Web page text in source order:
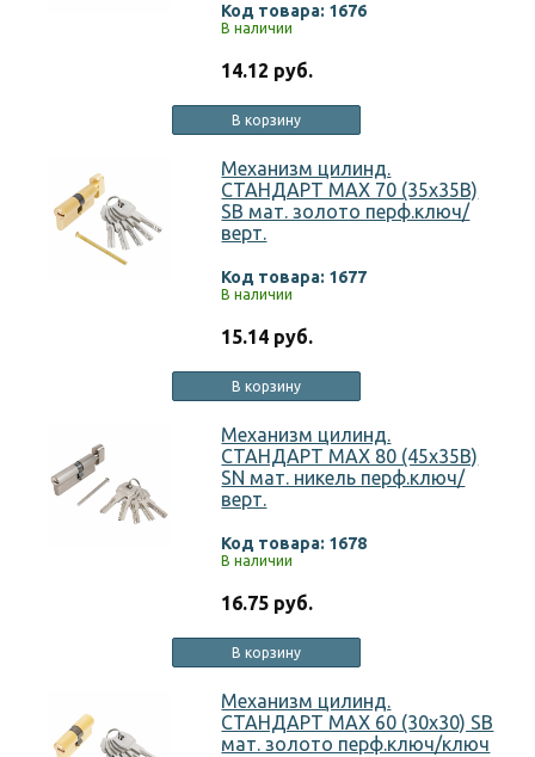
Код товара: 1676
В наличии
14.12 руб.
В корзину
Механизм цилинд.
СТАНДАРТ MAX 70 (35х35В)
SB мат. золото перф.ключ/
верт.
Код товара: 1677
В наличии
15.14 руб.
В корзину
Механизм цилинд.
СТАНДАРТ MAX 80 (45х35В)
SN мат. никель перф.ключ/
верт.
Код товара: 1678
В наличии
16.75 руб.
В корзину
Механизм цилинд.
СТАНДАРТ MAX 60 (30х30) SB
мат. золото перф.ключ/ключ